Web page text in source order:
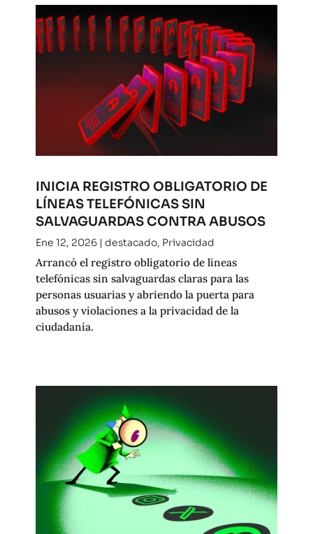
INICIA REGISTRO OBLIGATORIO DE
LÍNEAS TELEFÓNICAS SIN
SALVAGUARDAS CONTRA ABUSOS
Ene 12, 2026| destacado, Privacidad
Arrancó el registro obligatorio de líneas
telefónicas sin salvaguardas claras para las
personas usuarias y abriendo la puerta para
abusos y violaciones a la privacidad de la
ciudadanía.